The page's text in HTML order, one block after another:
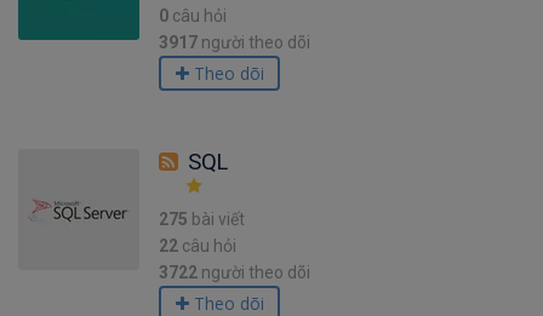
0 câu hỏi
3917 người theo dõi
Theo dõi
SQL
275 bài viết
22 câu hỏi
3722 người theo dõi
Theo dõi